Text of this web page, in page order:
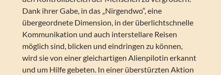
Dank ihrer Gabe, in das „Nirgendwo“, eine
übergeordnete Dimension, in der überlichtschnelle
Kommunikation und auch interstellare Reisen
möglich sind, blicken und eindringen zu können,
wird sie von einer gleichartigen Alienpilotin erkannt
und um Hilfe gebeten. In einer überstürzten Aktion